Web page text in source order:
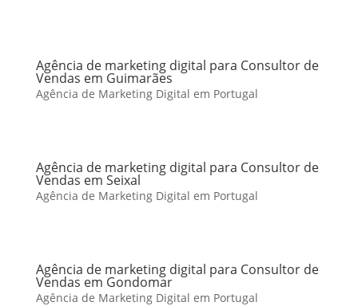
Agência de marketing digital para Consultor de
Vendas em Guimarães
Agência de Marketing Digital em Portugal
Agência de marketing digital para Consultor de
Vendas em Seixal
Agência de Marketing Digital em Portugal
Agência de marketing digital para Consultor de
Vendas em Gondomar
Agência de Marketing Digital em Portugal